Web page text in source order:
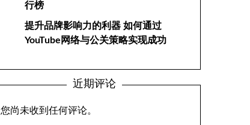
行榜
提升品牌影响力的利器 如何通过
YouTube网络与公关策略实现成功
近期评论
您尚未收到任何评论。